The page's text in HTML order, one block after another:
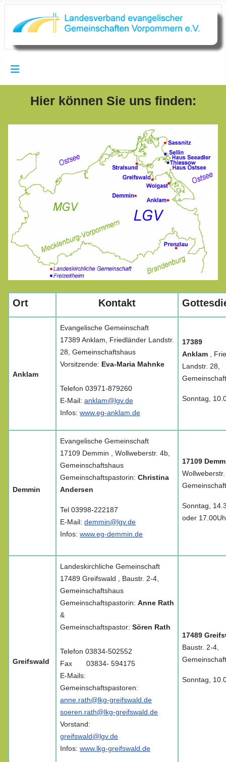
Hier können Sie uns finden:
Ort Kontakt
Anklam
Evangelische Gemeinschaft
17389 Anklam, Friedländer Landstr.
28, Gemeinschaftshaus
Vorsitzende: Eva-Maria Mahnke
Telefon 03971-879260
E-Mail: anklam@lgv.de
Infos: www.eg-anklam.de
17389
Anklam ,
Landstr. 28,
Sonntag,
Demmin
Evangelische Gemeinschaft
17109 Demmin , Wollweberstr. 4b,
Gemeinschaftshaus
Gemeinschaftspastorin: Christina
Andersen
Tel 03998-222187
E-Mail: demmin@lgv.de
Infos: www.eg-demmin.de
17109
Sonntag,
oder
Greifswald
Landeskirchliche Gemeinschaft
17489 Greifswald , Baustr. 2-4,
Gemeinschaftshaus
Gemeinschaftspastorin: Anne Rath
&
Gemeinschaftspastor: Sören Rath
Telefon 03834-502552
Fax 03834- 594175
E-Mails:
Gemeinschaftspastoren:
anne.rath@lkg-greifswald.de
soeren.rath@lkg-greifswald.de
Vorstand:
greifswald@lgv.de
Infos: www.lkg-greifswald.de
17489
Baustr. 2-4,
Sonntag,